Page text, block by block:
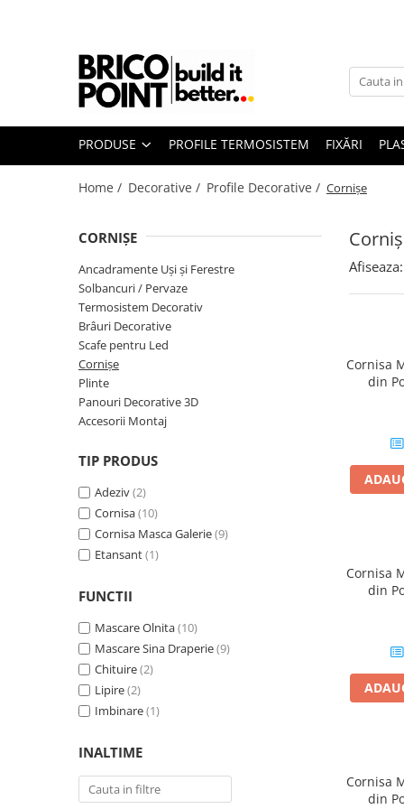
Produse
Termoizolații
Profile Soclu și Accesorii
Profile Conexiune la Glafuri
Profile Rost Dilatație
Profile Picurător Terasă și Balcon
Fixări Termoizolații
Dibluri prin Batere
Dibluri prin înfiletare
Accesorii Fixări
Plasă Armare
Plasă Tencuieli și Șape
Doze și Platforme
Adezivi Termoizolații
Benzi Adezive
Barieră de Vapori
Folie Difuzie Anticondens
Vată Minerală
Vată Bazaltică
Accesorii Finisaje
Uși de Vizitare
Etanșare
La StrăpungeriPRODUSE PROFILE TERMOSISTEM FIXĂRI
Home / Decorative / Profile Decorative / Cornișe
CORNIȘE
Ancadramente Uși și Ferestre
Solbancuri / Pervaze
Termosistem Decorativ
Brâuri Decorative
Scafe pentru Led
Cornișe
Plinte
Panouri Decorative 3D
Accesorii Montaj
TIP PRODUS
Adeziv(2)
Cornisa(10)
Cornisa Masca Galerie(9)
Etansant(1)
FUNCTII
Mascare Olnita(10)
Mascare Sina Draperie(9)
Chituire(2)
Lipire(2)
Imbinare(1)
INALTIME
Afiseaza:
Cornisa
din
Cornisa
din
Cornisa
din